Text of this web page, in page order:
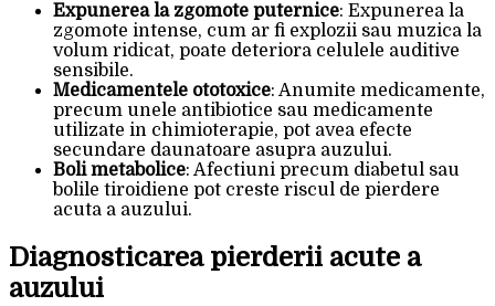
Expunerea la zgomote puternice: Expunerea la
zgomote intense, cum ar fi explozii sau muzica la
volum ridicat, poate deteriora celulele auditive
sensibile.
Medicamentele ototoxice: Anumite medicamente,
precum unele antibiotice sau medicamente
utilizate in chimioterapie, pot avea efecte
secundare daunatoare asupra auzului.
Boli metabolice: Afectiuni precum diabetul sau
bolile tiroidiene pot creste riscul de pierdere
acuta a auzului.
Diagnosticarea pierderii acute a
auzului